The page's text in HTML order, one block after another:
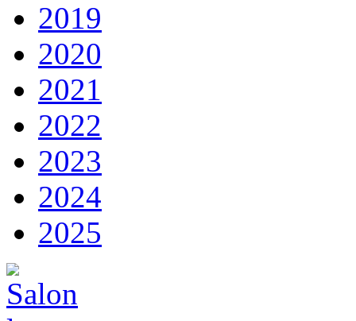
2019
2020
2021
2022
2023
2024
2025